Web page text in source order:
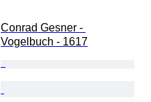
Conrad Gesner -
Vogelbuch - 1617